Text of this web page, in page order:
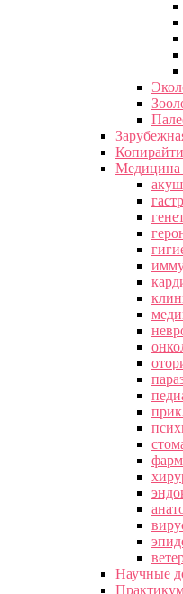
Медицина
Научные